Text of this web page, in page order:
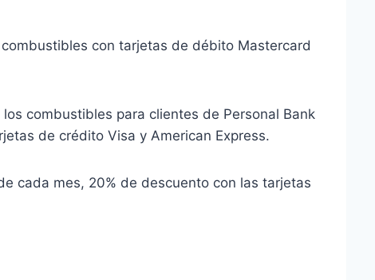
con tarjetas de débito Mastercard
combustibles para clientes de Personal Bank
de crédito Visa y American Express.
cada mes, 20% de descuento con las tarjetas